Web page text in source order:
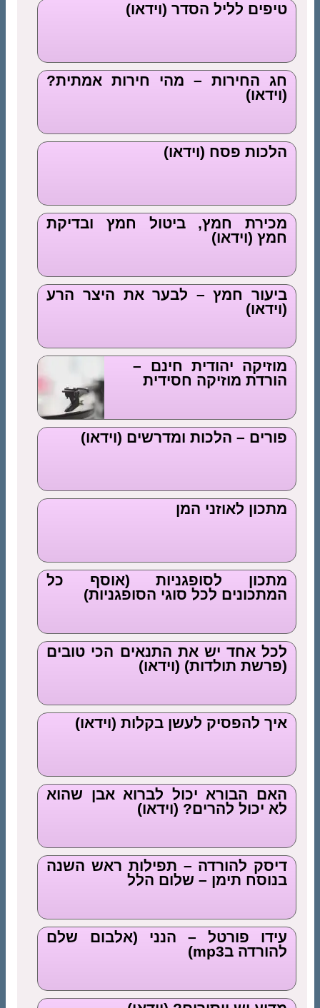
טיפים לליל הסדר (וידאו)
חג החירות – מהי חירות אמתית?
(וידאו)
הלכות פסח (וידאו)
מכירת חמץ, ביטול חמץ ובדיקת
חמץ (וידאו)
ביעור חמץ – לבער את היצר הרע
(וידאו)
מוזיקה יהודית חינם –
הורדת מוזיקה חסידית
פורים – הלכות ומדרשים (וידאו)
מתכון לאוזני המן
מתכון לסופגניות (אוסף כל
המתכונים לכל סוגי הסופגניות)
לכל אחד יש את התנאים הכי טובים
(פרשת תולדות) (וידאו)
איך להפסיק לעשן בקלות (וידאו)
האם הבורא יכול לברוא אבן שהוא
לא יכול להרים? (וידאו)
דיסק להורדה – תפילות ראש השנה
בנוסח תימן – שלום הלל
עידו פורטל – הנני (אלבום שלם
להורדה בmp3)